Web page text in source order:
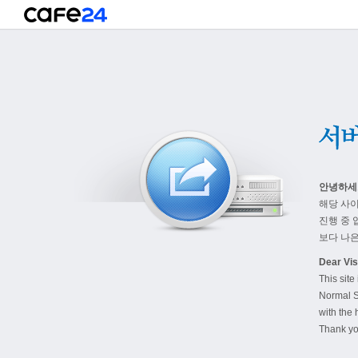
안녕하
해당 사
진행 중
보다 나
Dear
This site
Normal
with the
Thank